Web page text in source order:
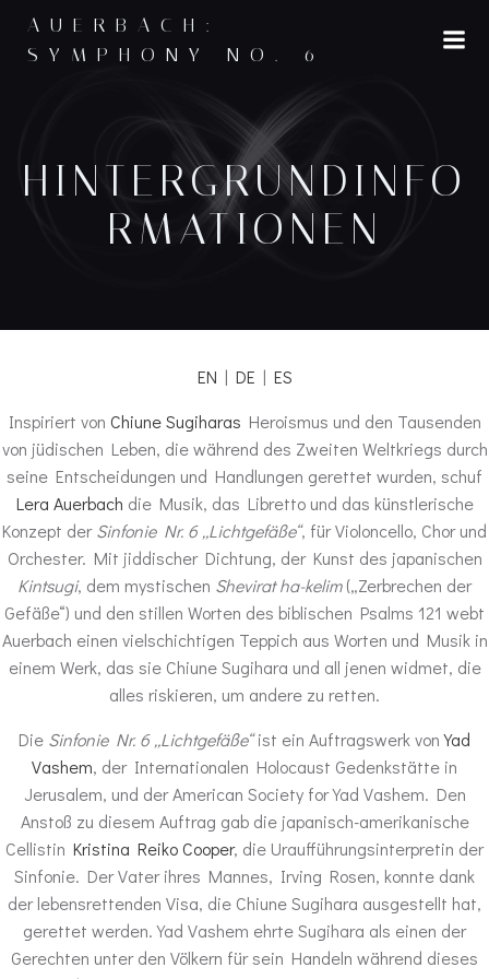
content
AUERBACH:
SYMPHONY NO. 6
HINTERGRUNDINFO
RMATIONEN
EN | DE | ES
Inspiriert von Chiune Sugiharas Heroismus und den Tausenden
von jüdischen Leben, die während des Zweiten Weltkriegs durch
seine Entscheidungen und Handlungen gerettet wurden, schuf
Lera Auerbach die Musik, das Libretto und das künstlerische
Konzept derSinfonie Nr. 6 „Lichtgefäße“, für Violoncello, Chor und
Orchester. Mit jiddischer Dichtung, der Kunst des japanischen
Kintsugi, dem mystischen Shevirat ha-kelim(„Zerbrechen der
Gefäße“) und den stillen Worten des biblischen Psalms 121 webt
Auerbach einen vielschichtigen Teppich aus Worten und Musik in
einem Werk, das sie Chiune Sugihara und all jenen widmet, die
alles riskieren, um andere zu retten.
Die Sinfonie Nr. 6 „Lichtgefäße“ist ein Auftragswerk vonYad
Vashem, der Internationalen Holocaust Gedenkstätte in
Jerusalem, und der American Society for Yad Vashem. Den
Anstoß zu diesem Auftrag gab die japanisch-amerikanische
Cellistin Kristina Reiko Cooper, die Uraufführungsinterpretin der
Sinfonie. Der Vater ihres Mannes, Irving Rosen, konnte dank
der lebensrettenden Visa, die Chiune Sugihara ausgestellt hat,
gerettet werden. Yad Vashem ehrte Sugihara als einen der
Gerechten unter den Völkern für sein Handeln während dieses